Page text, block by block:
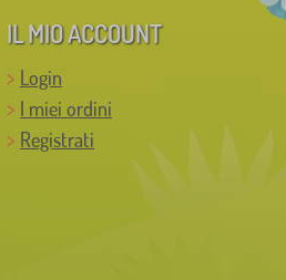
IL MIO ACCOUNT
Login
I miei ordini
Registrati